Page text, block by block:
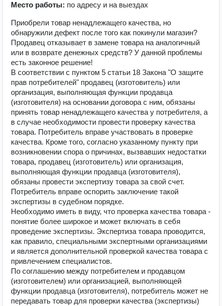
Место работы: по адресу и на выездах
Приобрели товар ненадлежащего качества, но
обнаружили дефект после того как покинули магазин?
Продавец отказывает в замене товара на аналогичный
или в возврате денежных средств? У данной проблемы
есть законное решение!
В соответствии с пунктом 5 статьи 18 Закона "О защите
прав потребителей" продавец (изготовитель) или
организация, выполняющая функции продавца
(изготовителя) на основании договора с ним, обязаны
принять товар ненадлежащего качества у потребителя, а
в случае необходимости провести проверку качества
товара. Потребитель вправе участвовать в проверке
качества. Кроме того, согласно указанному пункту при
возникновении спора о причинах, вызвавших недостатки
товара, продавец (изготовитель) или организация,
выполняющая функции продавца (изготовителя),
обязаны провести экспертизу товара за свой счет.
Потребитель вправе оспорить заключение такой
экспертизы в судебном порядке.
Необходимо иметь в виду, что проверка качества товара -
понятие более широкое и может включать в себя
проведение экспертизы. Экспертиза товара проводится,
как правило, специальными экспертными организациями
и является дополнительной проверкой качества товара с
привлечением специалистов.
По соглашению между потребителем и продавцом
(изготовителем) или организацией, выполняющей
функции продавца (изготовителя), потребитель может не
передавать товар для проверки качества (экспертизы)